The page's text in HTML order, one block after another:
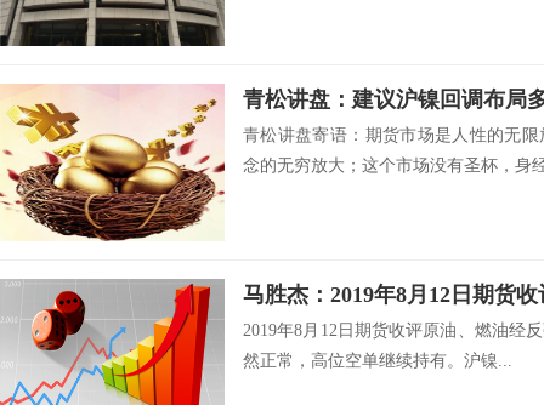
青松讲盘：建议沪镍回调布局
青松讲盘寄语：期货市场是人性的无
念的无穷放大；这个市场没有圣杯，身
马胜杰：2019年8月12日期货收
2019年8月12日期货收评原油、燃油经
然正常，高位空单继续持有。沪镍...